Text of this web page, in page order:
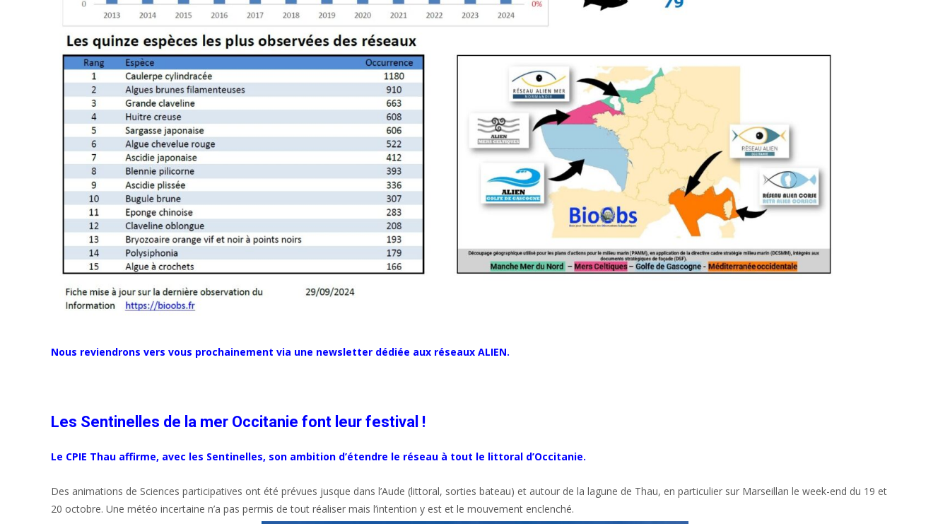
Nous reviendrons vers vous prochainement via une newsletter dédiée aux réseaux ALIEN.
Les Sentinelles de la mer Occitanie font leur festival !
Le CPIE Thau affirme, avec les Sentinelles, son ambition d’étendre le réseau à tout le littoral d’Occitanie.
Des animations de Sciences participatives ont été prévues jusque dans l’Aude (littoral, sorties bateau) et autour de la lagune de Thau, en particulier sur Marseillan le week-end du 19 et
20 octobre. Une météo incertaine n’a pas permis de tout réaliser mais l’intention y est et le mouvement enclenché.